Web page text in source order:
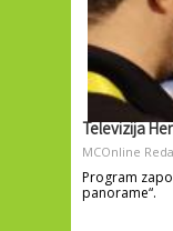
Televizija
MCOnline
Program
panorame“.